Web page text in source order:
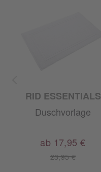
RID ESSENTIALS
Duschvorlage
23,95 €
ab 17,95 €